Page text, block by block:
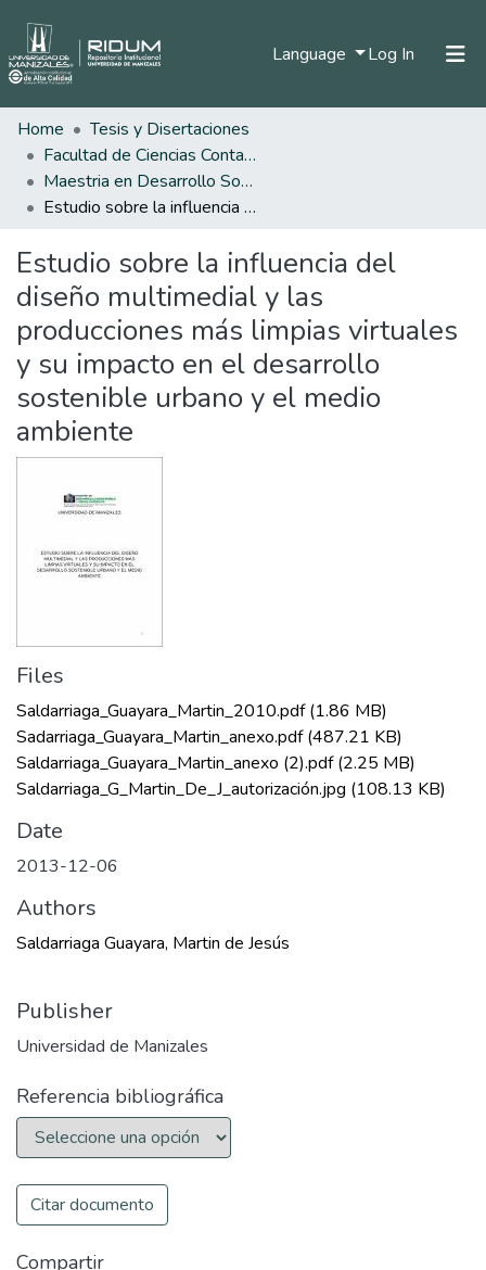
Language Log In (current)
Home
Tesis y Disertaciones
Facultad de Ciencias Contables Económicas y Administrativas
Maestria en Desarrollo Sostenible y Medio Ambiente
Estudio sobre la influencia del diseño multimedial y las producciones más limpias virtuales y su impacto en el desarrollo sostenible urbano y el medio ambiente
Estudio sobre la influencia del
diseño multimedial y las
producciones más limpias virtuales
y su impacto en el desarrollo
sostenible urbano y el medio
ambiente
Files
Saldarriaga_Guayara_Martin_2010.pdf(1.86 MB)
Sadarriaga_Guayara_Martin_anexo.pdf(487.21 KB)
Saldarriaga_Guayara_Martin_anexo (2).pdf(2.25 MB)
Saldarriaga_G_Martin_De_J_autorización.jpg (108.13 KB)
Date
2013-12-06
Authors
Saldarriaga Guayara, Martin de Jesús
Publisher
Universidad de Manizales
Referencia bibliográfica
Citar documento
Compartir